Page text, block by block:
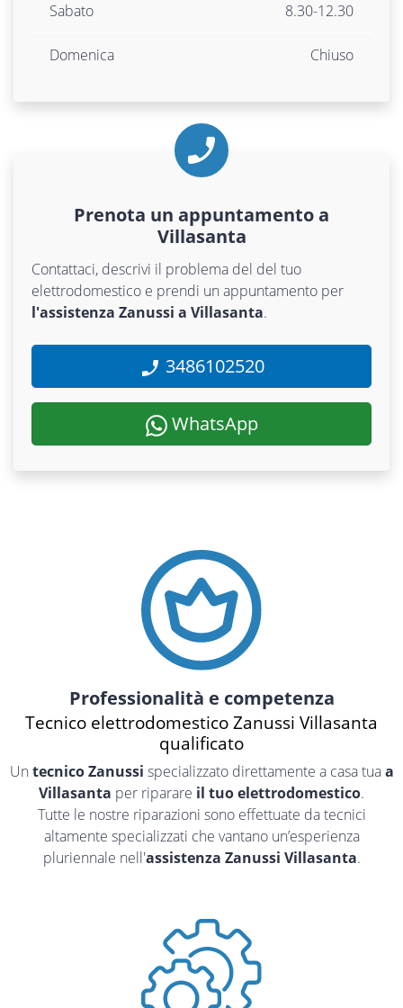
Sabato 8.30-12.30
Domenica Chiuso
Prenota un appuntamento a
Villasanta
Contattaci, descrivi il problema del del tuo
elettrodomestico e prendi un appuntamento per
l'assistenza Zanussi a Villasanta.
3486102520
WhatsApp
Professionalità e competenza
Tecnico elettrodomestico Zanussi Villasanta
qualificato
Un tecnico Zanussi specializzato direttamente a casa tuaa
Villasanta per riparare il tuo elettrodomestico.
Tutte le nostre riparazioni sono effettuate da tecnici
altamente specializzati che vantano un’esperienza
pluriennale nell'assistenza Zanussi Villasanta.